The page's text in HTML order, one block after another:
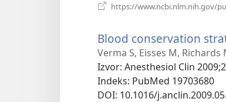
https://www.ncbi.nlm.nih.gov/
Blood conservation
Verma S, Eisses M, Richards
Izvor‎: Anesthesiol Clin
Indeks‎: PubMed 19703680
DOI‎: 10.1016/